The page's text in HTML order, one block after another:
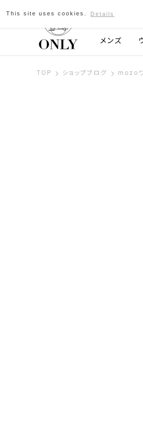
京都発のスー
メンズ
TOP ショップブログ mozo
This site uses cookies. Details